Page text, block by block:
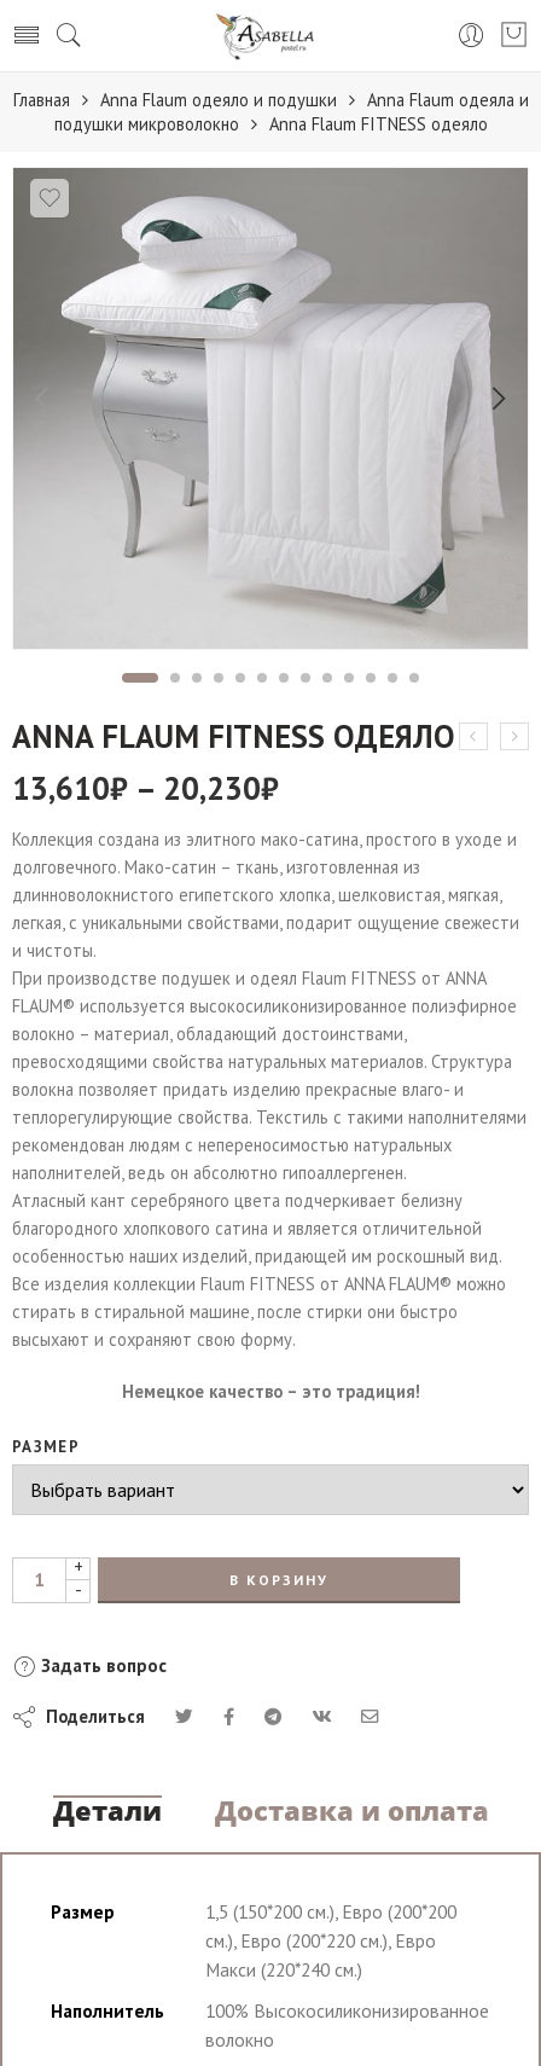
Главная Anna Flaum одеяло и подушки
Anna Flaum одеяла и
подушки микроволокно
Anna Flaum FITNESS одеяло
ANNA FLAUM FITNESS ОДЕЯЛО
13,610₽ – 20,230₽
Коллекция создана из элитного мако-сатина, простого в уходе и
долговечного. Мако-сатин – ткань, изготовленная из
длинноволокнистого египетского хлопка, шелковистая, мягкая,
легкая, с уникальными свойствами, подарит ощущение свежести
и чистоты.
При производстве подушек и одеял Flaum FITNESS от ANNA
FLAUM® используется высокосиликонизированное полиэфирное
волокно – материал, обладающий достоинствами,
превосходящими свойства натуральных материалов. Структура
волокна позволяет придать изделию прекрасные влаго- и
теплорегулирующие свойства. Текстиль с такими наполнителями
рекомендован людям с непереносимостью натуральных
наполнителей, ведь он абсолютно гипоаллергенен.
Атласный кант серебряного цвета подчеркивает белизну
благородного хлопкового сатина и является отличительной
особенностью наших изделий, придающей им роскошный вид.
Все изделия коллекции Flaum FITNESS от ANNA FLAUM® можно
стирать в стиральной машине, после стирки они быстро
высыхают и сохраняют свою форму.
Немецкое качество – это традиция!
РАЗМЕР
+
-
В КОРЗИНУ
Задать вопрос
Поделиться
Детали Доставка и оплата
Размер
1,5 (150*200 см.), Евро (200*200
см.), Евро (200*220 см.), Евро
Макси (220*240 см.)
Наполнитель
100% Высокосиликонизированное
волокно